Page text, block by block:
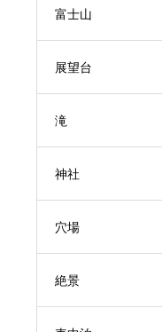
富士山
展望台
滝
神社
穴場
絶景